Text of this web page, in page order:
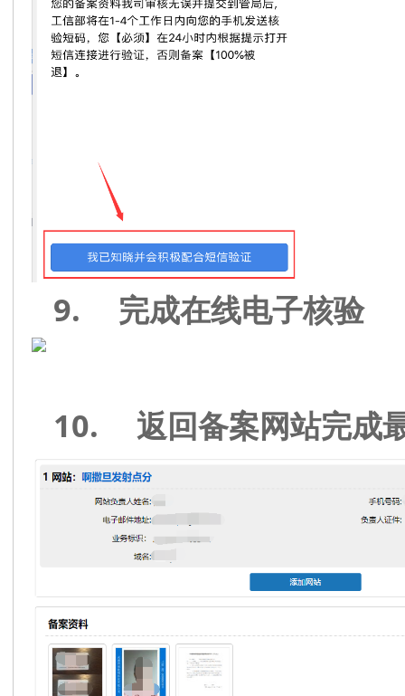
9. 完成在线电子核验
10. 返回备案网站完成